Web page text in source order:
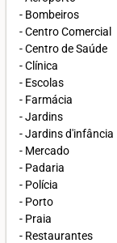
- Bombeiros
- Centro Comercial
- Centro de Saúde
- Clínica
- Escolas
- Farmácia
- Jardins
- Jardins d'infância
- Mercado
- Padaria
- Polícia
- Porto
- Praia
- Restaurantes